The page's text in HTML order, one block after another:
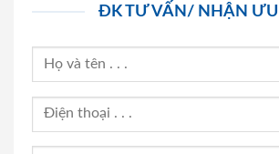
ĐK TƯ VẤN/ NHẬN ƯU